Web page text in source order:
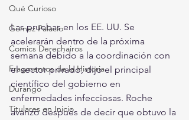
Qué Curioso
Gómez Palacio
Comics Derechairos
Fragmentos de la Historia
Durango
Titulares en Inicio
Las pruebas en los EE. UU. Se
acelerarán dentro de la próxima
semana debido a la coordinación con
el sector privado, dijo el principal
científico del gobierno en
enfermedades infecciosas. Roche
avanzó después de decir que obtuvo la